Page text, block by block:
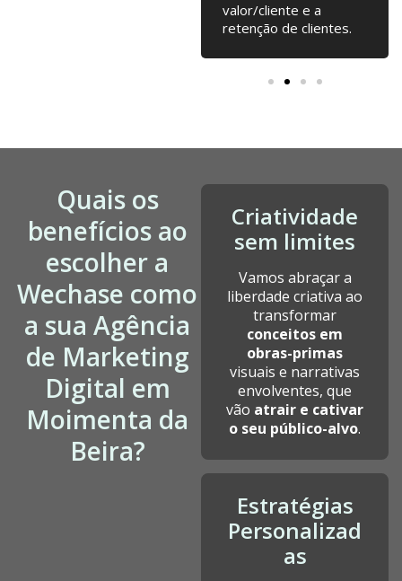
valor/cliente e a
retenção de clientes.
Quais os
benefícios ao
escolher a
Wechase como
a sua Agência
de Marketing
Digital em
Moimenta da
Beira?
Criatividade
sem limites
Vamos abraçar a
liberdade criativa ao
transformar
conceitos em
obras-primas
visuais e narrativas
envolventes, que
vão atrair e cativar
o seu público-alvo.
Estratégias
Personalizad
as